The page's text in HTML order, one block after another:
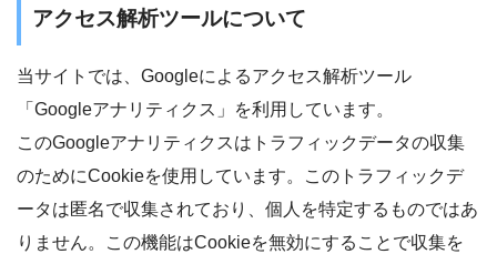
アクセス解析ツールについて
当サイトでは、Googleによるアクセス解析ツール
「Googleアナリティクス」を利用しています。
このGoogleアナリティクスはトラフィックデータの収集
のためにCookieを使用しています。このトラフィックデ
ータは匿名で収集されており、個人を特定するものではあ
りません。この機能はCookieを無効にすることで収集を